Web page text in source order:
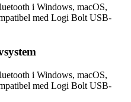
i Windows, macOS,
med Logi Bolt USB-
i Windows, macOS,
med Logi Bolt USB-